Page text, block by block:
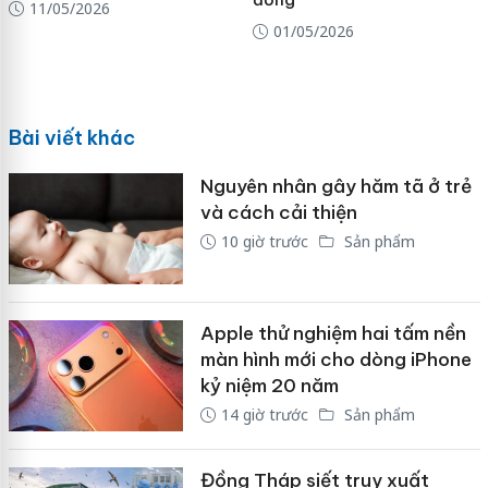
11/05/2026
01/05/2026
Bài viết khác
Nguyên nhân gây hăm tã ở trẻ
và cách cải thiện
10 giờ trước Sản phẩm
Apple thử nghiệm hai tấm nền
màn hình mới cho dòng iPhone
kỷ niệm 20 năm
14 giờ trước Sản phẩm
Đồng Tháp siết truy xuất